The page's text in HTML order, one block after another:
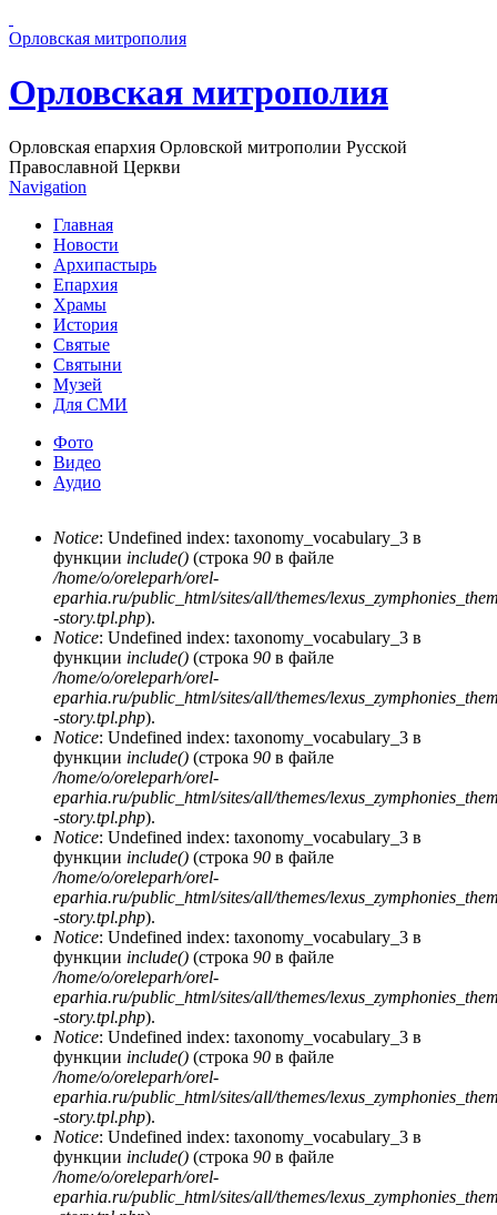
Орловская митрополия
Орловская митрополия
Орловская епархия Орловской митрополии Русской
Православной Церкви
Navigation
Главная
Новости
Архипастырь
Епархия
Храмы
История
Святые
Святыни
Музей
Для СМИ
Фото
Видео
Аудио
Сообщение об ошибке
Notice: Undefined index: taxonomy_vocabulary_3 в
функции include() (строка 90 в файле
/home/o/oreleparh/orel-
eparhia.ru/public_html/sites/all/themes/
-story.tpl.php).
Notice: Undefined index: taxonomy_vocabulary_3 в
функции include() (строка 90 в файле
/home/o/oreleparh/orel-
eparhia.ru/public_html/sites/all/themes/
-story.tpl.php).
Notice: Undefined index: taxonomy_vocabulary_3 в
функции include() (строка 90 в файле
/home/o/oreleparh/orel-
eparhia.ru/public_html/sites/all/themes/
-story.tpl.php).
Notice: Undefined index: taxonomy_vocabulary_3 в
функции include() (строка 90 в файле
/home/o/oreleparh/orel-
eparhia.ru/public_html/sites/all/themes/
-story.tpl.php).
Notice: Undefined index: taxonomy_vocabulary_3 в
функции include() (строка 90 в файле
/home/o/oreleparh/orel-
eparhia.ru/public_html/sites/all/themes/
-story.tpl.php).
Notice: Undefined index: taxonomy_vocabulary_3 в
функции include() (строка 90 в файле
/home/o/oreleparh/orel-
eparhia.ru/public_html/sites/all/themes/
-story.tpl.php).
Notice: Undefined index: taxonomy_vocabulary_3 в
функции include() (строка 90 в файле
/home/o/oreleparh/orel-
eparhia.ru/public_html/sites/all/themes/